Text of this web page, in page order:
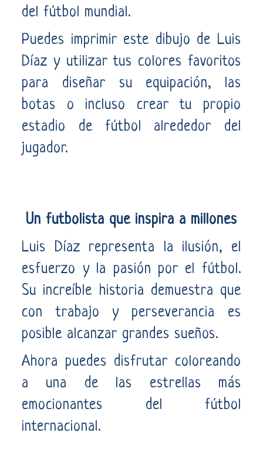
del fútbol mundial.
Puedes imprimir este dibujo de Luis
Díaz y utilizar tus colores favoritos
para diseñar su equipación, las
botas o incluso crear tu propio
estadio de fútbol alrededor del
jugador.
Un futbolista que inspira a millones
Luis Díaz representa la ilusión, el
esfuerzo y la pasión por el fútbol.
Su increíble historia demuestra que
con trabajo y perseverancia es
posible alcanzar grandes sueños.
Ahora puedes disfrutar coloreando
a una de las estrellas más
emocionantes del fútbol
internacional.